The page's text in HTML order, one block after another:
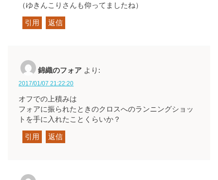
（ゆきんこりさんも仰ってましたね）
引用 返信
錦織のフォア より:
2017/01/07 21:22:20
オフでの上積みは
フォアに振られたときのクロスへのランニングショッ
トを手に入れたことくらいか？
引用 返信